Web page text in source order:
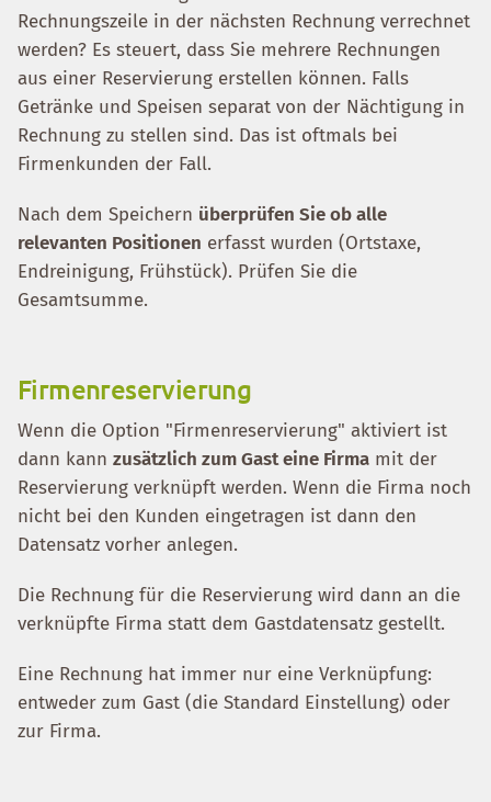
Rechnungszeile in der nächsten Rechnung verrechnet
werden? Es steuert, dass Sie mehrere Rechnungen
aus einer Reservierung erstellen können. Falls
Getränke und Speisen separat von der Nächtigung in
Rechnung zu stellen sind. Das ist oftmals bei
Firmenkunden der Fall.
Nach dem Speichern überprüfen Sie ob alle
relevanten Positionen erfasst wurden (Ortstaxe,
Endreinigung, Frühstück). Prüfen Sie die
Gesamtsumme.
Firmenreservierung
Wenn die Option "Firmenreservierung" aktiviert ist
dann kann zusätzlich zum Gast eine Firma mit der
Reservierung verknüpft werden. Wenn die Firma noch
nicht bei den Kunden eingetragen ist dann den
Datensatz vorher anlegen.
Die Rechnung für die Reservierung wird dann an die
verknüpfte Firma statt dem Gastdatensatz gestellt.
Eine Rechnung hat immer nur eine Verknüpfung:
entweder zum Gast (die Standard Einstellung) oder
zur Firma.